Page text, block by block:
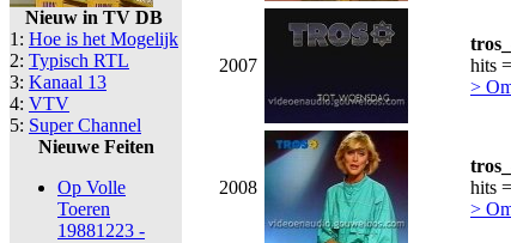
Nieuw in TV DB
1: Hoe is het Mogelijk
2: Typisch RTL
3: Kanaal 13
4: VTV
5: Super Channel
Nieuwe Feiten
Op Volle
Toeren
19881223 -
2007
hits
>
2008
hits
>